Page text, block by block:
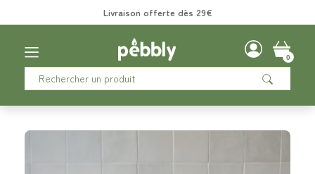
Livraison offerte dès 29€
0